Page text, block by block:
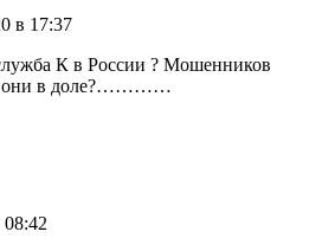
в 17:37
К в России ? Мошенников
они в доле?…………